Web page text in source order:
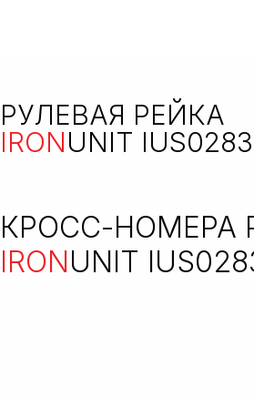
РУЛЕВАЯ РЕЙКА
IRONUNIT IUS0283
КРОСС-НОМЕРА
IRONUNIT